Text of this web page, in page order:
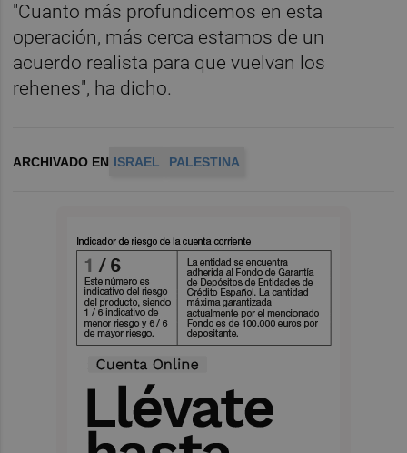
"Cuanto más profundicemos en esta
operación, más cerca estamos de un
acuerdo realista para que vuelvan los
rehenes", ha dicho.
ARCHIVADO EN ISRAEL PALESTINA